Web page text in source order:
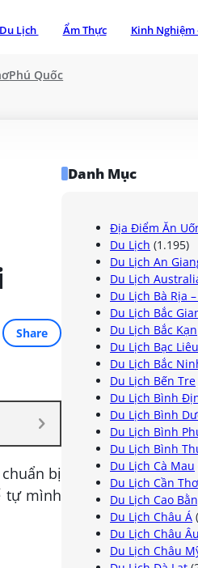
Du Lịch Ẩm Thực Kinh Nghiệm
Phú Quốc
Share
bị
tự mình
Danh Mục
Địa Điểm Ăn
Du Lịch (1.195)
Du Lịch An
Du Lịch
Du Lịch Bà Rịa
Du Lịch Bắc
Du Lịch Bắc Kạn
Du Lịch Bạc Liêu
Du Lịch Bắc
Du Lịch Bến Tre
Du Lịch Bình
Du Lịch Bình
Du Lịch Bình
Du Lịch Bình
Du Lịch Cà Mau
Du Lịch Cần Thơ
Du Lịch Cao
Du Lịch Châu Á
Du Lịch Châu Âu
Du Lịch Châu